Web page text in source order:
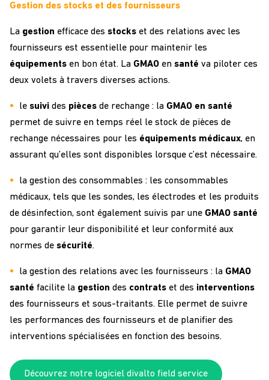
Gestion des stocks et des fournisseurs
La gestion efficace des stocks et des relations avec les
fournisseurs est essentielle pour maintenir les
équipements en bon état. La GMAO en santé va piloter ces
deux volets à travers diverses actions.
le suivi des pièces de rechange : la GMAO en santé
permet de suivre en temps réel le stock de pièces de
rechange nécessaires pour les équipements médicaux, en
assurant qu’elles sont disponibles lorsque c’est nécessaire.
la gestion des consommables : les consommables
médicaux, tels que les sondes, les électrodes et les produits
de désinfection, sont également suivis par une GMAO santé
pour garantir leur disponibilité et leur conformité aux
normes de sécurité.
la gestion des relations avec les fournisseurs : la GMAO
santé facilite la gestion des contrats et des interventions
des fournisseurs et sous-traitants. Elle permet de suivre
les performances des fournisseurs et de planifier des
interventions spécialisées en fonction des besoins.
Découvrez notre logiciel divalto field service